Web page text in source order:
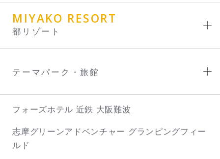
MIYAKO RESORT
都リゾート
テーマパーク・旅館
フォーズホテル 近鉄 大阪難波
志摩グリーンアドベンチャー グランピングフィー
ルド